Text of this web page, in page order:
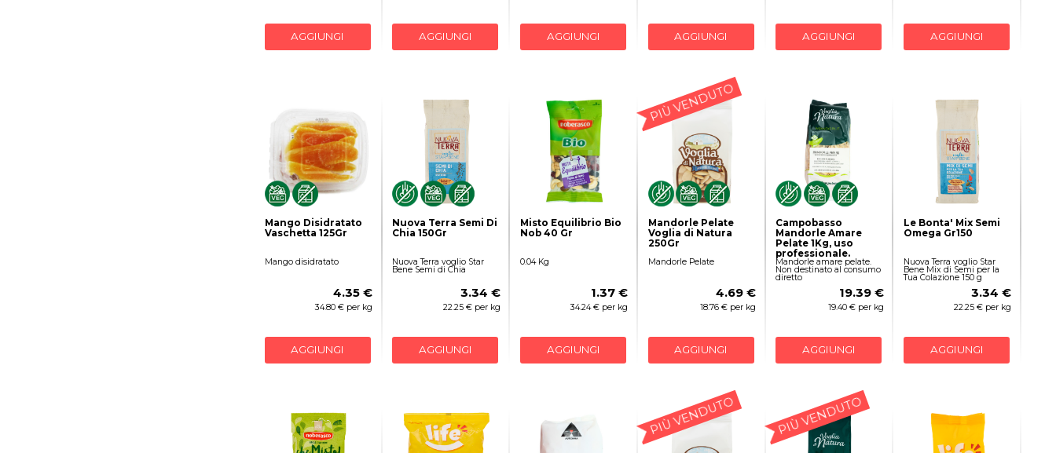
AGGIUNGI AGGIUNGI AGGIUNGI AGGIUNGI AGGIUNGI AGGIUNGI
Mango Disidratato
Vaschetta 125Gr
Mango disidratato
4.35 €
34.80 € per kg
AGGIUNGI
Nuova Terra Semi Di
Chia 150Gr
Nuova Terra voglio Star
Bene Semi di Chia
3.34 €
22.25 € per kg
AGGIUNGI
Misto Equilibrio Bio
Nob 40 Gr
0.04 Kg
1.37 €
34.24 € per kg
AGGIUNGI
PIÙ VENDUTO
Mandorle Pelate
Voglia di Natura
250Gr
Mandorle Pelate
4.69 €
18.76 € per kg
AGGIUNGI
Campobasso
Mandorle Amare
Pelate 1Kg, uso
professionale.
Mandorle amare pelate.
Non destinato al consumo
diretto
19.39 €
19.40 € per kg
AGGIUNGI
Le Bonta' Mix Semi
Omega Gr150
Nuova Terra voglio Star
Bene Mix di Semi per la
Tua Colazione 150 g
3.34 €
22.25 € per kg
AGGIUNGI
PIÙ VENDUTO PIÙ VENDUTO